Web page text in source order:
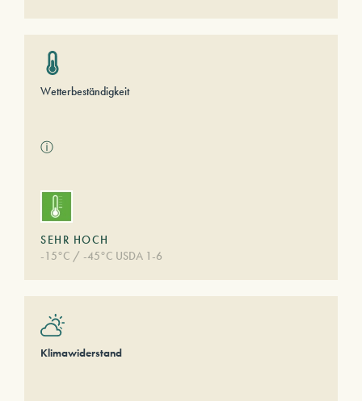
Wetterbeständigkeit
ⓘ
SEHR HOCH
-15°C / -45°C USDA 1-6
Klimawiderstand